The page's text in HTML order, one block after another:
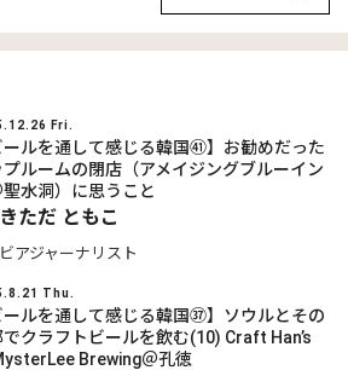
Fri.
ールを通して感じる韓国㊶】お勧めだった
プルームの閉店（アメイジングブルーイン
聖水洞）に思うこと
きただ ともこ
ビアジャーナリスト
Thu.
ールを通して感じる韓国㊲】ソウルとその
でクラフトビールを飲む(10) Craft Han’s
Brewing＠孔徳